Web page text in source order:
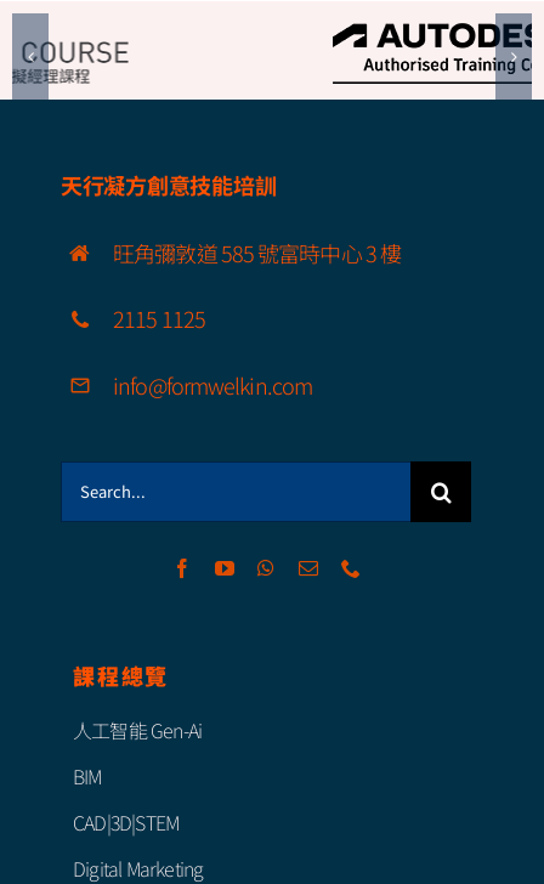
天行凝方創意技能培訓
旺角彌敦道 585 號富時中心 3 樓
2115 1125
info@formwelkin.com
Search
for:
課程總覽
人工智能 Gen-Ai
BIM
CAD|3D|STEM
Digital Marketing